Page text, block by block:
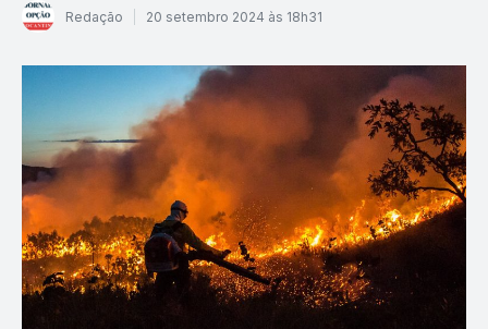
Redação 20 setembro 2024 às 18h31